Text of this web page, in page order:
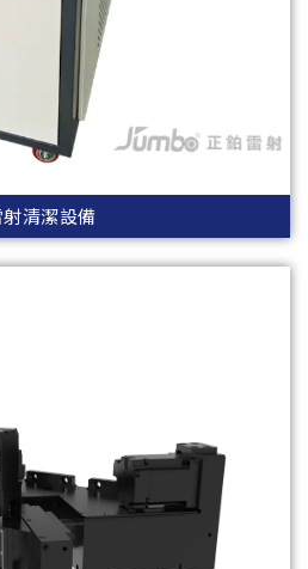
射清潔設備